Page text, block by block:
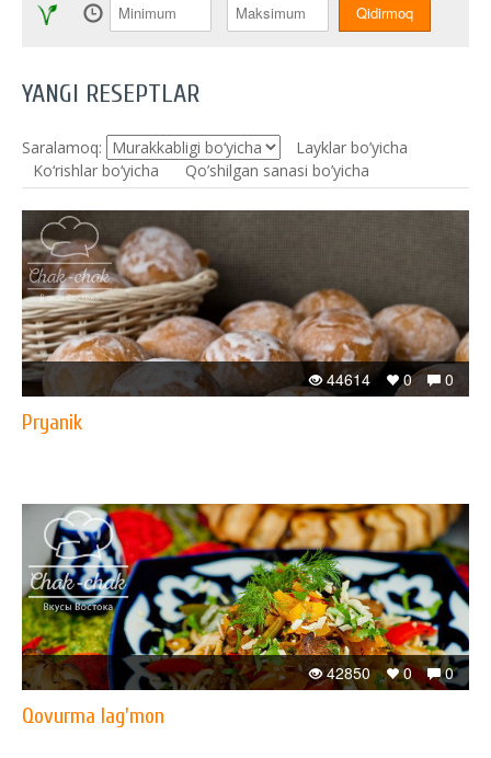
YANGI RESEPTLAR
Saralamoq:
Layklar bo’yicha
Ko‘rishlar bo‘yicha
Qo’shilgan sanasi bo’yicha
0
0
44614
Pryanik
0
0
42850
Qovurma lag'mon